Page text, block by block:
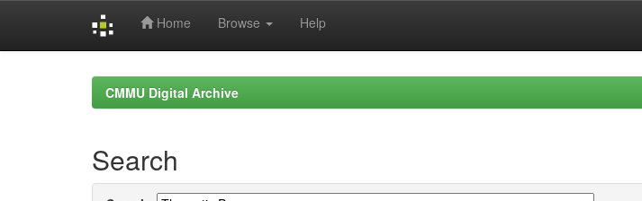
Home Browse Help
CMMU Digital Archive
Search